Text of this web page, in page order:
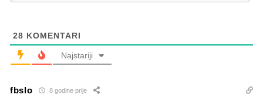
28 KOMENTARI
Najstariji
fbslo 8 godine prije